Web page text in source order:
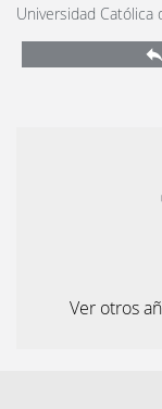
Universidad Católica
Ver otros